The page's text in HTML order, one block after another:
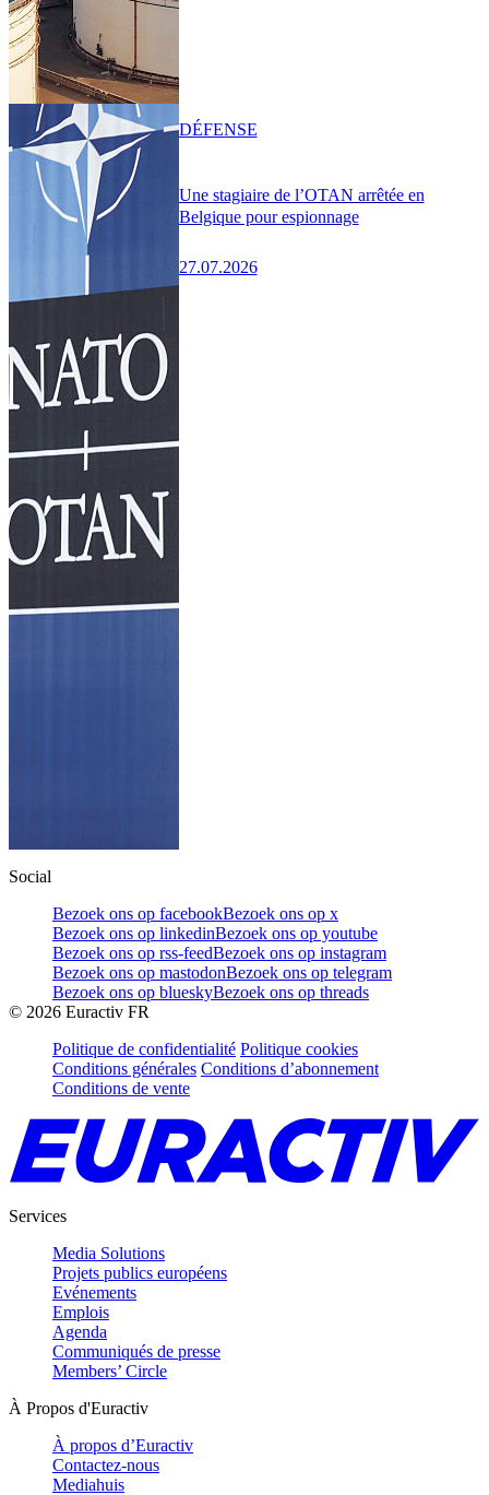
Une stagiaire de l’OTAN arrêtée en
Belgique pour espionnage
27.07.2026
DÉFENSE
Social
Bezoek ons op facebookBezoek ons op x
Bezoek ons op linkedinBezoek ons op youtube
Bezoek ons op rss-feedBezoek ons op instagram
Bezoek ons op mastodonBezoek ons op telegram
Bezoek ons op blueskyBezoek ons op threads
© 2026 Euractiv FR
Politique de confidentialité Politique cookies
Conditions générales Conditions d’abonnement
Conditions de vente
Services
Media Solutions
Projets publics européens
Evénements
Emplois
Agenda
Communiqués de presse
Members’ Circle
À Propos d'Euractiv
À propos d’Euractiv
Contactez-nous
Mediahuis